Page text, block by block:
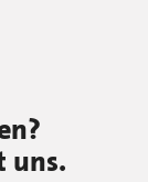
uns.